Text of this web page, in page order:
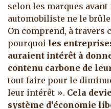
selon les marques avant
automobiliste ne le
On comprend, à travers
pourquoi les
auraient intérêt à
contenu carbone de
tout faire pour le
leur intérêt ». Cela
système d’économie